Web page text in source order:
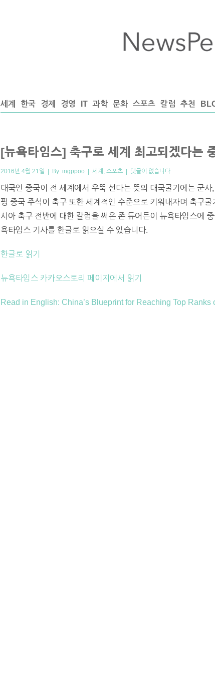
세계 한국 경제 경영 IT 과학 문화 스포츠 칼럼 추천
[뉴욕타임스] 축구로 세계 최고되겠다는
2016년 4월 21일 | By: ingppoo | 세계 , 스포츠 | 댓글이 없습니다
대국인 중국이 전 세계에서 우뚝 선다는 뜻의 대국굴기에는 군
핑 중국 주석이 축구 또한 세계적인 수준으로 키워내자며 축구
시아 축구 전반에 대한 칼럼을 써온 존 듀어든이 뉴욕타임스에
욕타임스 기사를 한글로 읽으실 수 있습니다.
한글로 읽기
뉴욕타임스 카카오스토리 페이지에서 읽기
Read in English: China’s Blueprint for Reaching Top Ranks